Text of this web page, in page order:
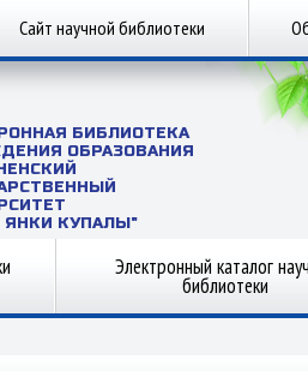
Сайт научной библиотеки
БИБЛИОТЕКА
ОБРАЗОВАНИЯ
ЯНКИ КУПАЛЫ"
Электронный каталог
библиотеки